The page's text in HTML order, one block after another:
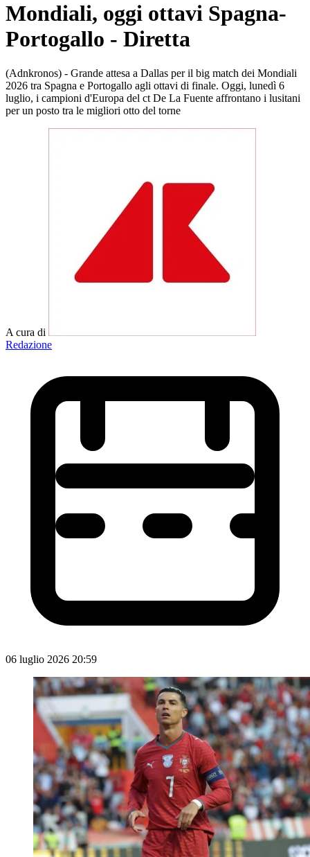
Mondiali, oggi ottavi Spagna-
Portogallo - Diretta
(Adnkronos) - Grande attesa a Dallas per il big match dei Mondiali
2026 tra Spagna e Portogallo agli ottavi di finale. Oggi, lunedì 6
luglio, i campioni d'Europa del ct De La Fuente affrontano i lusitani
per un posto tra le migliori otto del torne
A cura di
Redazione
06 luglio 2026 20:59